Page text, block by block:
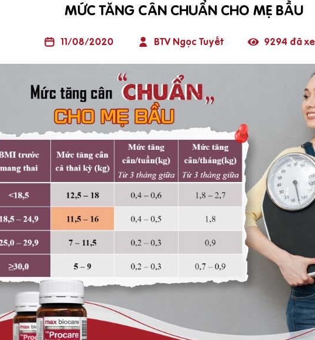
MỨC TĂNG CÂN CHUẨN CHO MẸ BẦU
11/08/2020 BTV Ngọc Tuyết 9294 đã